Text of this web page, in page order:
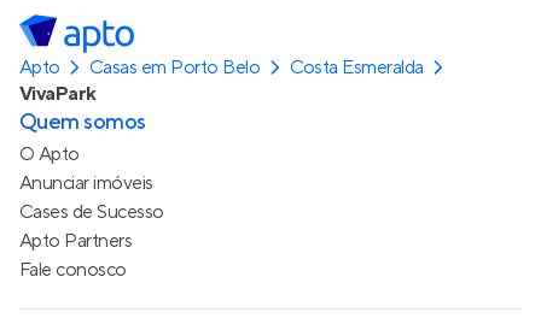
Apto Casas em Porto Belo
Costa Esmeralda
VivaPark
Quem somos
O Apto
Anunciar imóveis
Cases de Sucesso
Apto Partners
Fale conosco